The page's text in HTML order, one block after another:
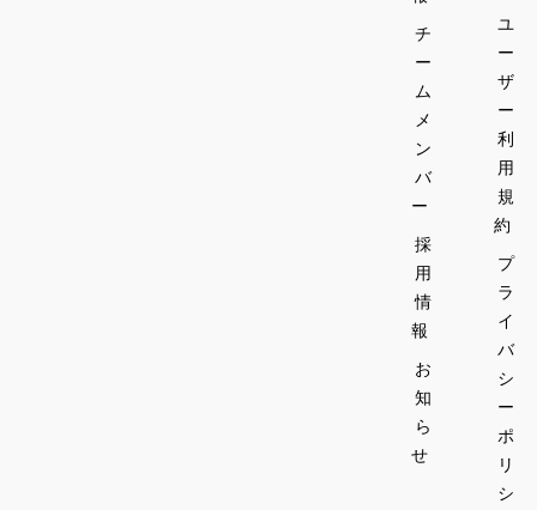
チ
ー
ム
メ
ン
バ
ー
採
用
情
報
お
知
ら
せ
ユ
ー
ザ
ー
利
用
規
約
プ
ラ
イ
バ
シ
ー
ポ
リ
シ